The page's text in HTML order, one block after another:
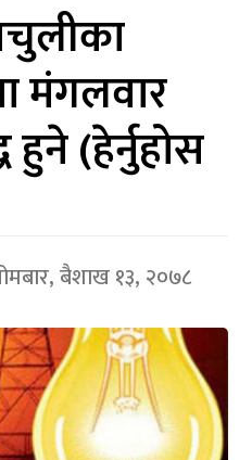
मंगलवार
हुने (हेर्नुहोस
बैशाख १३, २०७८